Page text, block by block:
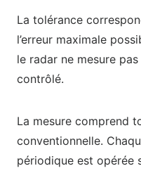
La tolérance
l’erreur maximale
le radar ne mesure
contrôlé.
La mesure comprend
conventionnelle.
périodique est opérée